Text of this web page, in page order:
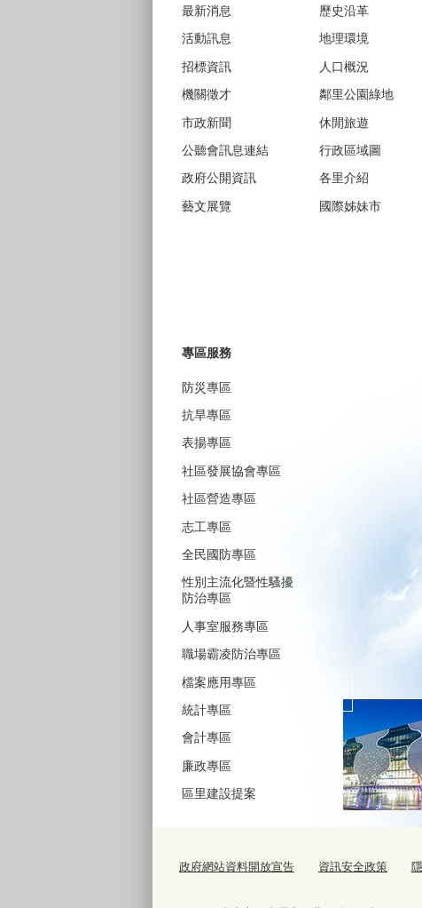
最新消息
活動訊息
招標資訊
機關徵才
市政新聞
公聽會訊息連結
政府公開資訊
藝文展覽
歷史沿革
地理環境
人口概況
鄰里公園綠地
休閒旅遊
行政區域圖
各里介紹
國際姊妹市
專區服務
防災專區
抗旱專區
表揚專區
社區發展協會專區
社區營造專區
志工專區
全民國防專區
性別主流化暨性騷擾
防治專區
人事室服務專區
職場霸凌防治專區
檔案應用專區
統計專區
會計專區
廉政專區
區里建設提案
政府網站資料開放宣告 資訊安全政策